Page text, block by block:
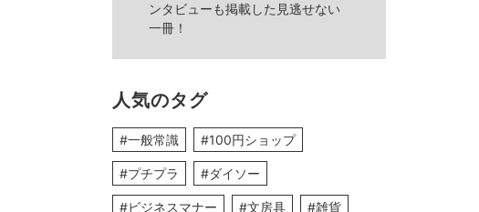
ンタビューも掲載した見逃せない
一冊！
人気のタグ
#一般常識 #100円ショップ
#プチプラ #ダイソー
#ビジネスマナー #文房具 #雑貨